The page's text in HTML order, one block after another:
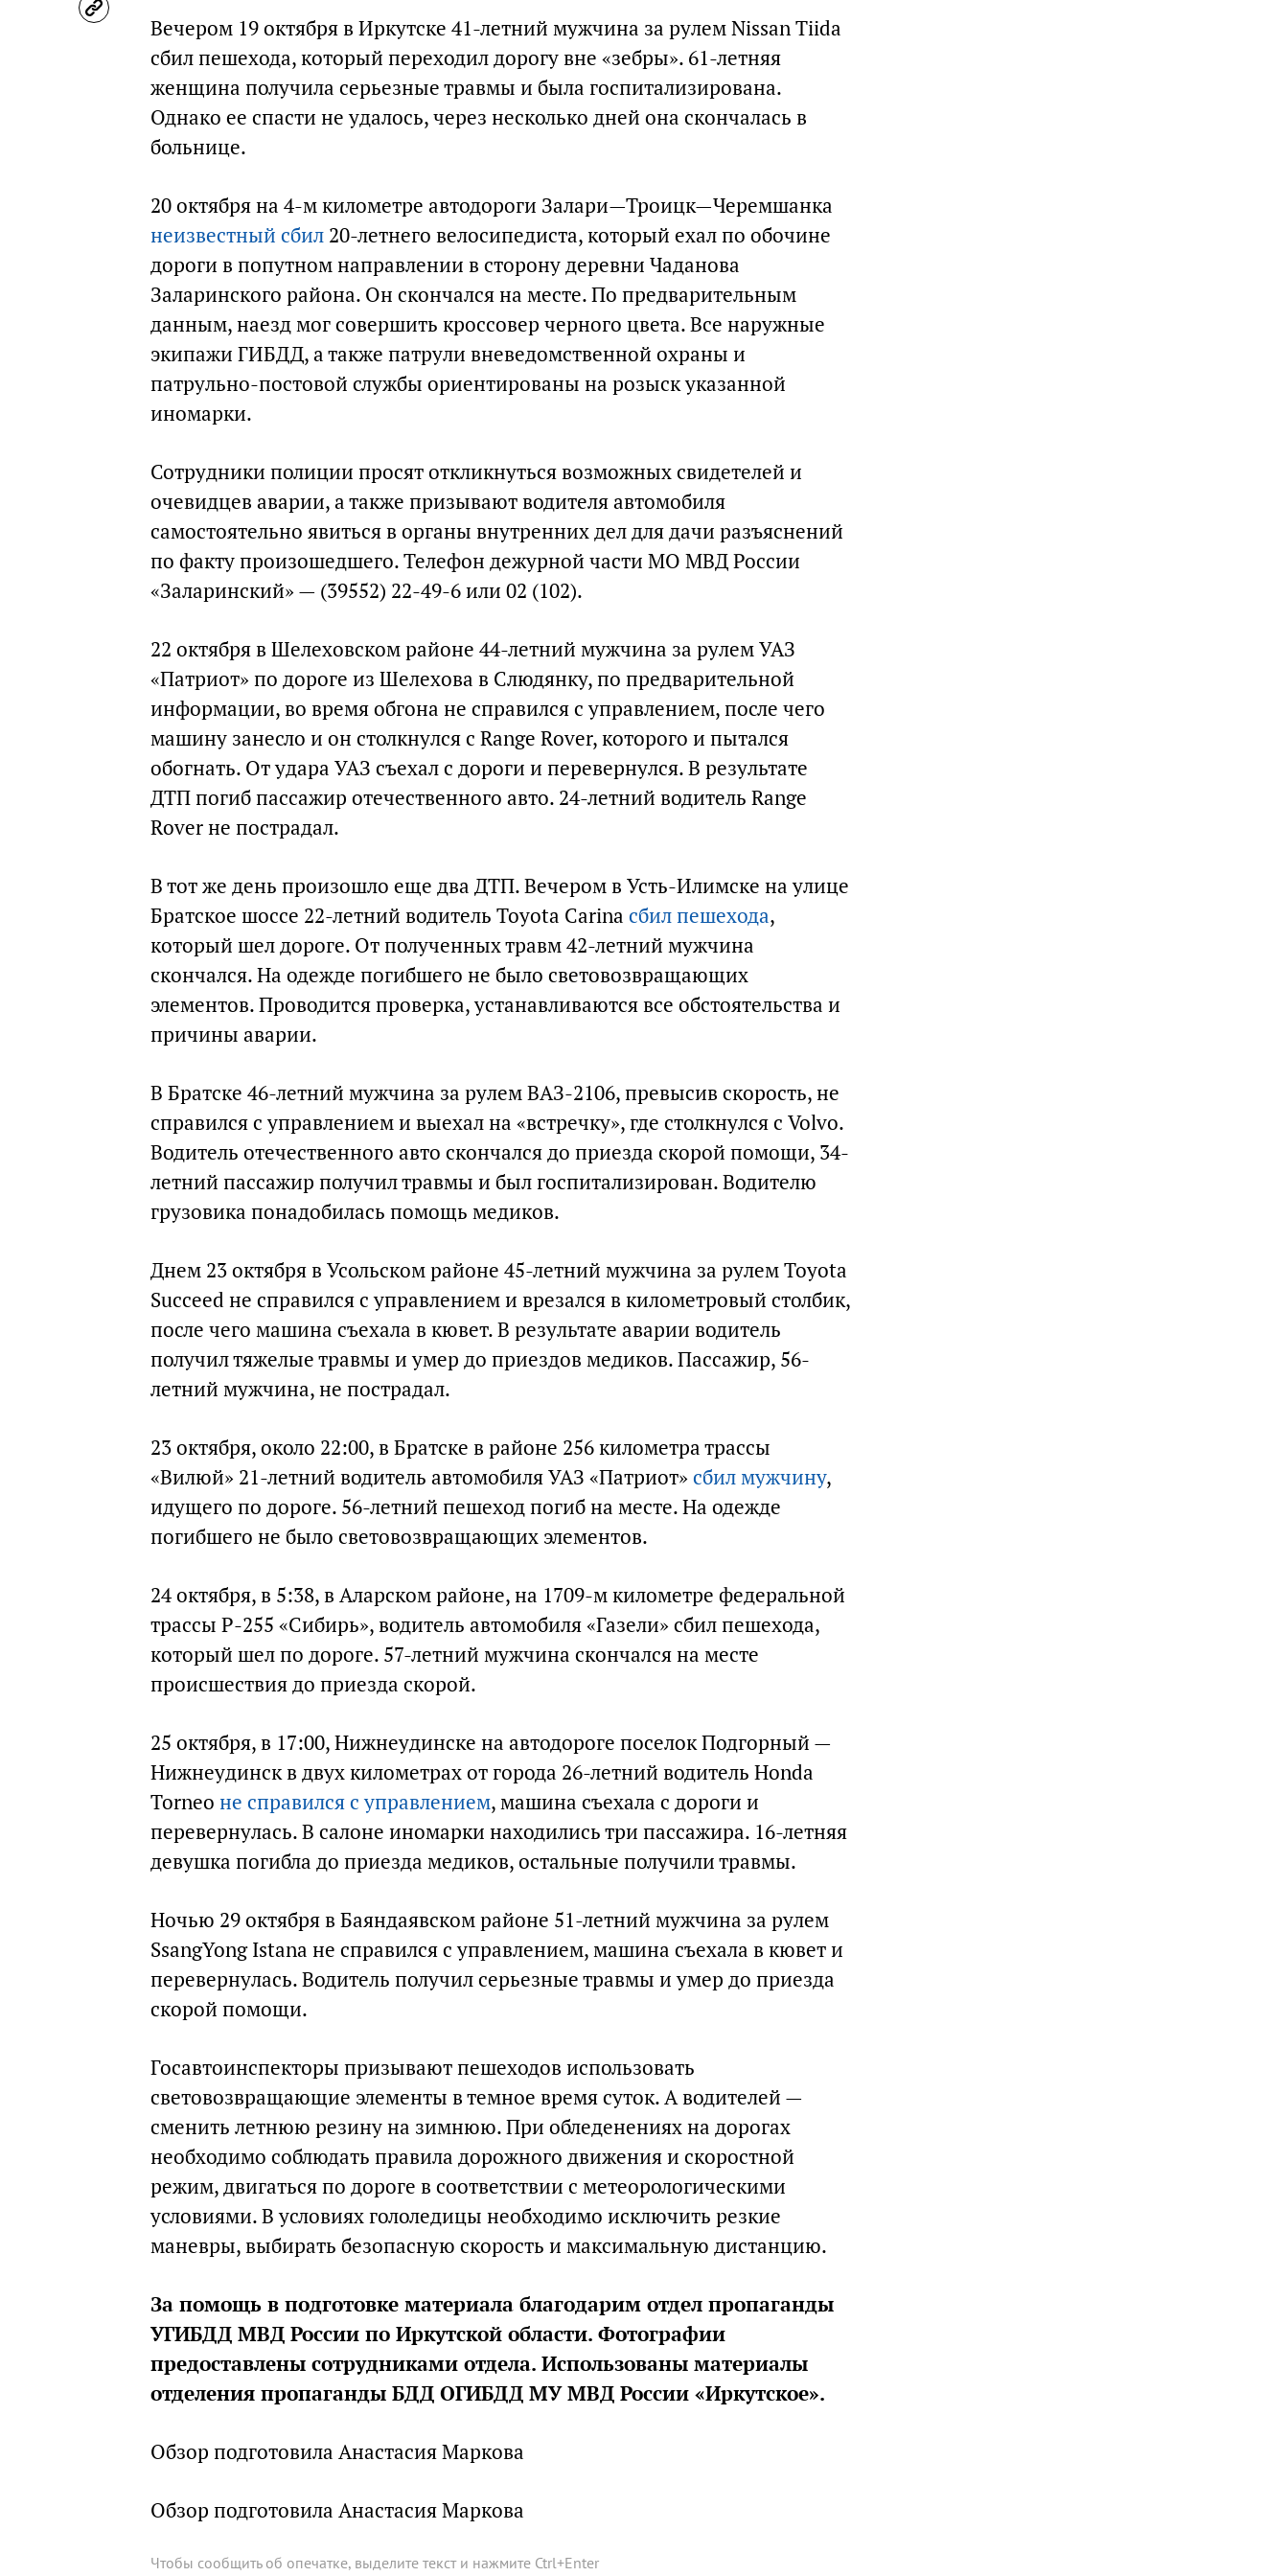
Вечером 19 октября в Иркутске 41-летний мужчина за рулем Nissan Tiida
сбил пешехода, который переходил дорогу вне «зебры». 61-летняя
женщина получила серьезные травмы и была госпитализирована.
Однако ее спасти не удалось, через несколько дней она скончалась в
больнице.
20 октября на 4-м километре автодороги Залари—Троицк—Черемшанка
неизвестный сбил 20-летнего велосипедиста, который ехал по обочине
дороги в попутном направлении в сторону деревни Чаданова
Заларинского района. Он скончался на месте. По предварительным
данным, наезд мог совершить кроссовер черного цвета. Все наружные
экипажи ГИБДД, а также патрули вневедомственной охраны и
патрульно-постовой службы ориентированы на розыск указанной
иномарки.
Сотрудники полиции просят откликнуться возможных свидетелей и
очевидцев аварии, а также призывают водителя автомобиля
самостоятельно явиться в органы внутренних дел для дачи разъяснений
по факту произошедшего. Телефон дежурной части МО МВД России
«Заларинский» — (39552) 22-49-6 или 02 (102).
22 октября в Шелеховском районе 44-летний мужчина за рулем УАЗ
«Патриот» по дороге из Шелехова в Слюдянку, по предварительной
информации, во время обгона не справился с управлением, после чего
машину занесло и он столкнулся с Range Rover, которого и пытался
обогнать. От удара УАЗ съехал с дороги и перевернулся. В результате
ДТП погиб пассажир отечественного авто. 24-летний водитель Range
Rover не пострадал.
В тот же день произошло еще два ДТП. Вечером в Усть-Илимске на улице
Братское шоссе 22-летний водитель Toyota Carina сбил пешехода,
который шел дороге. От полученных травм 42-летний мужчина
скончался. На одежде погибшего не было световозвращающих
элементов. Проводится проверка, устанавливаются все обстоятельства и
причины аварии.
В Братске 46-летний мужчина за рулем ВАЗ-2106, превысив скорость, не
справился с управлением и выехал на «встречку», где столкнулся с Volvo.
Водитель отечественного авто скончался до приезда скорой помощи, 34-
летний пассажир получил травмы и был госпитализирован. Водителю
грузовика понадобилась помощь медиков.
Днем 23 октября в Усольском районе 45-летний мужчина за рулем Toyota
Succeed не справился с управлением и врезался в километровый столбик,
после чего машина съехала в кювет. В результате аварии водитель
получил тяжелые травмы и умер до приездов медиков. Пассажир, 56-
летний мужчина, не пострадал.
23 октября, около 22:00, в Братске в районе 256 километра трассы
«Вилюй» 21-летний водитель автомобиля УАЗ «Патриот»сбил мужчину,
идущего по дороге. 56-летний пешеход погиб на месте. На одежде
погибшего не было световозвращающих элементов.
24 октября, в 5:38, в Аларском районе, на 1709-м километре федеральной
трассы Р-255 «Сибирь», водитель автомобиля «Газели» сбил пешехода,
который шел по дороге. 57-летний мужчина скончался на месте
происшествия до приезда скорой.
25 октября, в 17:00, Нижнеудинске на автодороге поселок Подгорный —
Нижнеудинск в двух километрах от города 26-летний водитель Honda
Torneo не справился с управлением, машина съехала с дороги и
перевернулась. В салоне иномарки находились три пассажира. 16-летняя
девушка погибла до приезда медиков, остальные получили травмы.
Ночью 29 октября в Баяндаявском районе 51-летний мужчина за рулем
SsangYong Istana не справился с управлением, машина съехала в кювет и
перевернулась. Водитель получил серьезные травмы и умер до приезда
скорой помощи.
Госавтоинспекторы призывают пешеходов использовать
световозвращающие элементы в темное время суток. А водителей —
сменить летнюю резину на зимнюю. При обледенениях на дорогах
необходимо соблюдать правила дорожного движения и скоростной
режим, двигаться по дороге в соответствии с метеорологическими
условиями. В условиях гололедицы необходимо исключить резкие
маневры, выбирать безопасную скорость и максимальную дистанцию.
За помощь в подготовке материала благодарим отдел пропаганды
УГИБДД МВД России по Иркутской области. Фотографии
предоставлены сотрудниками отдела. Использованы материалы
отделения пропаганды БДД ОГИБДД МУ МВД России «Иркутское».
Обзор подготовила Анастасия Маркова
Обзор подготовила Анастасия Маркова
Чтобы сообщить об опечатке, выделите текст и нажмите Ctrl+Enter